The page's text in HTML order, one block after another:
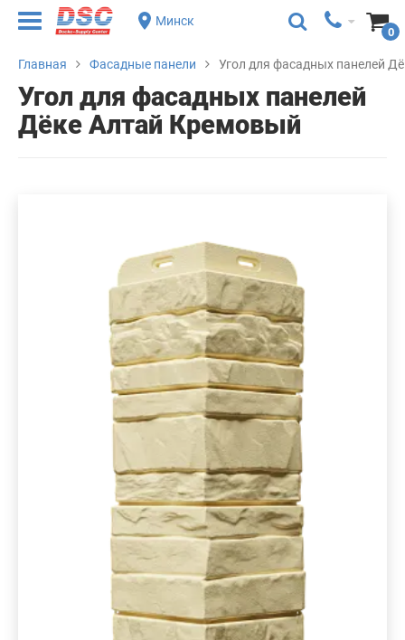
Минск
0
Главная Фасадные панели Угол для фасадных панелей
Угол для фасадных панелей
Дёке Алтай Кремовый